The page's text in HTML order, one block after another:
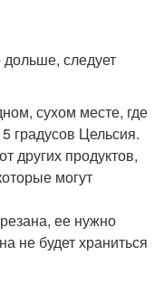
следует
сухом месте, где
градусов Цельсия.
других продуктов,
могут
ее нужно
не будет храниться